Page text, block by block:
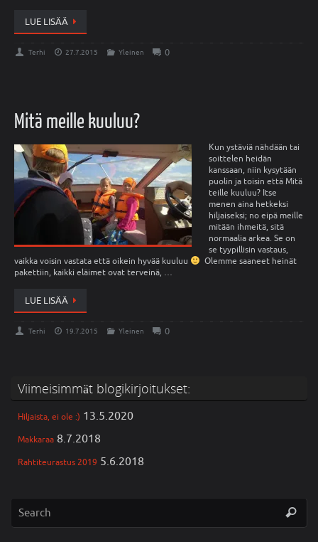
LUE LISÄÄ
Terhi 27.7.2015 Yleinen 0
Mitä meille kuuluu?
Kun ystäviä nähdään tai
soittelen heidän
kanssaan, niin kysytään
puolin ja toisin että Mitä
teille kuuluu? Itse
menen aina hetkeksi
hiljaiseksi; no eipä meille
mitään ihmeitä, sitä
normaalia arkea. Se on
se tyypillisin vastaus,
vaikka voisin vastata että oikein hyvää kuuluu
Olemme saaneet heinät
pakettiin, kaikki eläimet ovat terveinä, …
LUE LISÄÄ
Terhi 19.7.2015 Yleinen 0
Viimeisimmät blogikirjoitukset:
Hiljaista, ei ole :) 13.5.2020
Makkaraa 8.7.2018
Rahtiteurastus 2019 5.6.2018